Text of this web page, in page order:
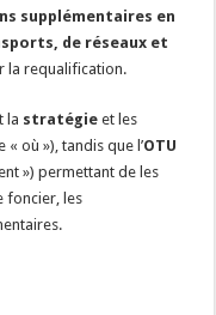
supplémentaires en
de réseaux et
la requalification.
la stratégie et les
où »), tandis que l’OTU
») permettant de les
foncier, les